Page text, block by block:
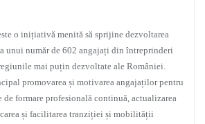
o inițiativă menită să sprijine dezvoltarea
unui număr de 602 angajați din întreprinderi
mai puțin dezvoltate ale României.
promovarea și motivarea angajaților pentru
de formare profesională continuă, actualizarea
și facilitarea tranziției și mobilității